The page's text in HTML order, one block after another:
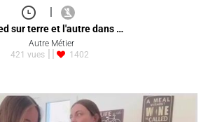
|
sur terre et l'autre dans …
Autre Métier
421 vues
1402